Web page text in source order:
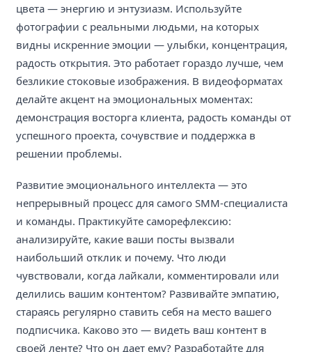
цвета — энергию и энтузиазм. Используйте
фотографии с реальными людьми, на которых
видны искренние эмоции — улыбки, концентрация,
радость открытия. Это работает гораздо лучше, чем
безликие стоковые изображения. В видеоформатах
делайте акцент на эмоциональных моментах:
демонстрация восторга клиента, радость команды от
успешного проекта, сочувствие и поддержка в
решении проблемы.
Развитие эмоционального интеллекта — это
непрерывный процесс для самого SMM-специалиста
и команды. Практикуйте саморефлексию:
анализируйте, какие ваши посты вызвали
наибольший отклик и почему. Что люди
чувствовали, когда лайкали, комментировали или
делились вашим контентом? Развивайте эмпатию,
стараясь регулярно ставить себя на место вашего
подписчика. Каково это — видеть ваш контент в
своей ленте? Что он дает ему? Разработайте для